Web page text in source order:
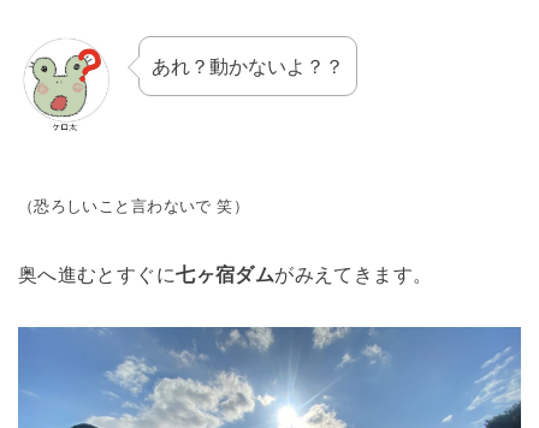
あれ？動かないよ？？
（恐ろしいこと言わないで 笑）
奥へ進むとすぐに七ヶ宿ダムがみえてきます。